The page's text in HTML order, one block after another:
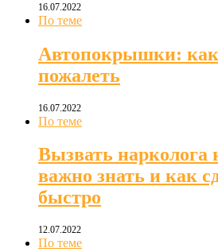
16.07.2022
По теме
Автопокрышки:
пожалеть
16.07.2022
По теме
Вызвать нарколога
важно знать и как
быстро
12.07.2022
По теме